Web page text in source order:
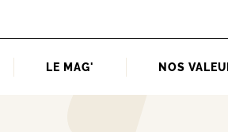
LE MAG' NOS